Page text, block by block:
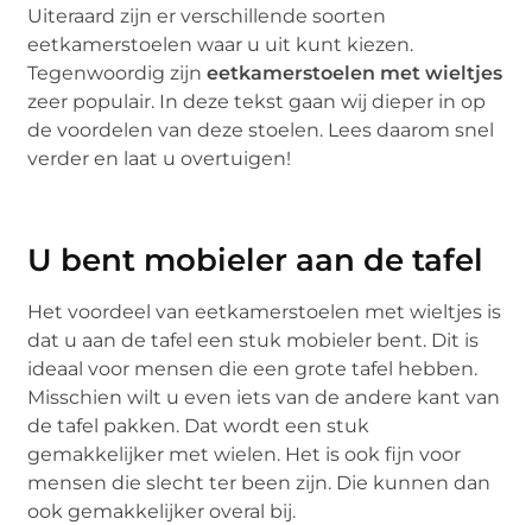
Uiteraard zijn er verschillende soorten
eetkamerstoelen waar u uit kunt kiezen.
Tegenwoordig zijneetkamerstoelen met wieltjes
zeer populair. In deze tekst gaan wij dieper in op
de voordelen van deze stoelen. Lees daarom snel
verder en laat u overtuigen!
U bent mobieler aan de tafel
Het voordeel van eetkamerstoelen met wieltjes is
dat u aan de tafel een stuk mobieler bent. Dit is
ideaal voor mensen die een grote tafel hebben.
Misschien wilt u even iets van de andere kant van
de tafel pakken. Dat wordt een stuk
gemakkelijker met wielen. Het is ook fijn voor
mensen die slecht ter been zijn. Die kunnen dan
ook gemakkelijker overal bij.